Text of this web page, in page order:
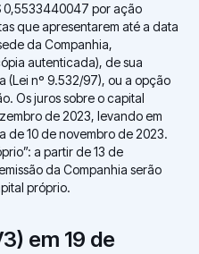
0,5533440047 por ação
que apresentarem até a data
da Companhia,
autenticada), de sua
(Lei nº 9.532/97), ou a opção
Os juros sobre o capital
de 2023, levando em
de 10 de novembro de 2023.
a partir de 13 de
da Companhia serão
próprio.
em 19 de